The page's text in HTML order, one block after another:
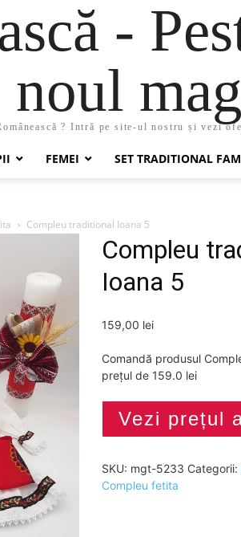
-
noul
? Intră pe site-ul nostru și vezi
FEMEI SET TRADITIONAL
Compleu traditional Ioana 5
Compleu
Ioana 5
159,00 lei
Comandă produsul
prețul de 159.0 lei
Vezi prețul
SKU: mgt-5233 Categorii:
Compleu fetita